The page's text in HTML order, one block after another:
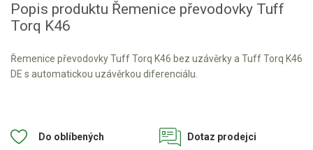
Aku sekačky
Aku AL-KO
VARI
Popis produktu Řemenice převodovky Tuff
Torq K46
Řemenice převodovky Tuff Torq K46 bez uzávěrky a Tuff Torq K46
DE s automatickou uzávěrkou diferenciálu.
Do oblíbených Dotaz prodejci